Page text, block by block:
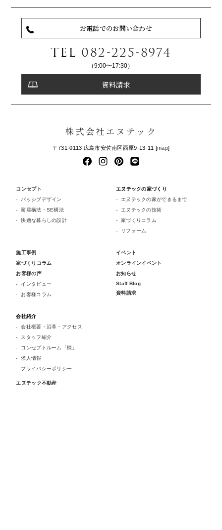
お電話でのお問い合わせ
TEL 082-225-8974
（9:00〜17:30）
資料請求
株式会社エヌテック
〒731-0113 広島市安佐南区西原9-13-11 [map]
コンセプト
パッシブデザイン
耐震構法・SE構法
快適な暮らしの設計
エヌテックの家づくり
エヌテックの家ができるまで
エヌテックの技術
家づくりコラム
リフォーム
施工事例
家づくりコラム
お客様の声
インタビュー
お客様コラム
イベント
オンラインイベント
お知らせ
Staff Blog
資料請求
会社紹介
会社概要・沿革・アクセス
スタッフ紹介
コンセプトルーム「檪」
求人情報
プライバシーポリシー
エヌテック不動産